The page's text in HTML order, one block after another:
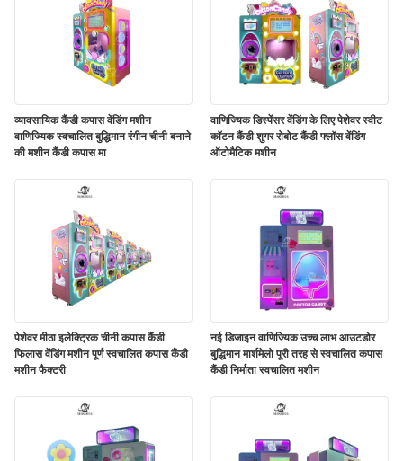
व्यावसायिक कैंडी कपास वेंडिंग मशीन
वाणिज्यिक स्वचालित बुद्धिमान रंगीन चीनी बनाने
की मशीन कैंडी कपास मा
वाणिज्यिक डिस्पेंसर वेंडिंग के लिए पेशेवर स्वीट
कॉटन कैंडी शुगर रोबोट कैंडी फ्लॉस वेंडिंग
ऑटोमैटिक मशीन
पेशेवर मीठा इलेक्ट्रिक चीनी कपास कैंडी
फिलास वेंडिंग मशीन पूर्ण स्वचालित कपास कैंडी
मशीन फैक्टरी
नई डिजाइन वाणिज्यिक उच्च लाभ आउटडोर
बुद्धिमान मार्शमेलो पूरी तरह से स्वचालित कपास
कैंडी निर्माता स्वचालित मशीन